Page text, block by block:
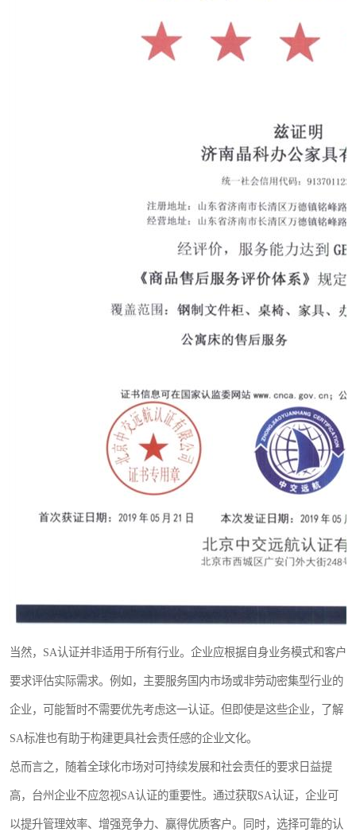
当然，SA认证并非适用于所有行业。企业应根据自身业务模式和客户
要求评估实际需求。例如，主要服务国内市场或非劳动密集型行业的
企业，可能暂时不需要优先考虑这一认证。但即使是这些企业，了解
SA标准也有助于构建更具社会责任感的企业文化。
总而言之，随着全球化市场对可持续发展和社会责任的要求日益提
高，台州企业不应忽视SA认证的重要性。通过获取SA认证，企业可
以提升管理效率、增强竞争力、赢得优质客户。同时，选择可靠的认